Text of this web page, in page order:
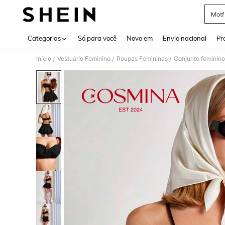
Motf
Categorias Só para você Novo em Envio nacional
Início / Vestuário Feminino / Roupas Femininas / Conjunto feminino